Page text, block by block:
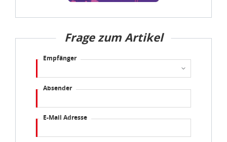
Frage zum Artikel
Empfänger
Absender
E-Mail Adresse